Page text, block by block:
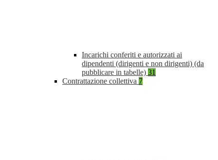
Incarichi conferiti e autorizzati ai
dipendenti (dirigenti e non dirigenti) (da
pubblicare in tabelle) 31
Contrattazione collettiva 7